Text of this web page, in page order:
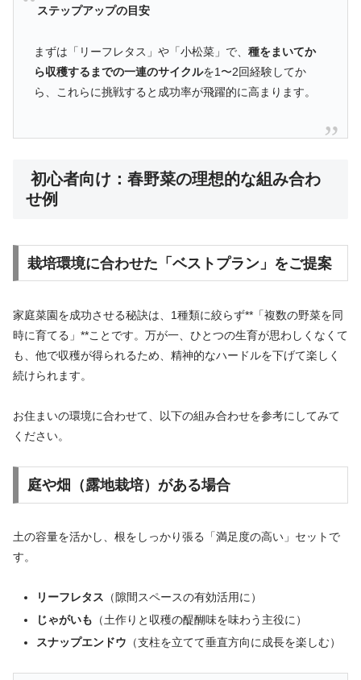
ステップアップの目安
まずは「リーフレタス」や「小松菜」で、種をまいてか
ら収穫するまでの一連のサイクルを1〜2回経験してか
ら、これらに挑戦すると成功率が飛躍的に高まります。
初心者向け：春野菜の理想的な組み合わ
せ例
栽培環境に合わせた「ベストプラン」をご提案
家庭菜園を成功させる秘訣は、1種類に絞らず**「複数の野菜を同
時に育てる」**ことです。万が一、ひとつの生育が思わしくなくて
も、他で収穫が得られるため、精神的なハードルを下げて楽しく
続けられます。
お住まいの環境に合わせて、以下の組み合わせを参考にしてみて
ください。
庭や畑（露地栽培）がある場合
土の容量を活かし、根をしっかり張る「満足度の高い」セットで
す。
リーフレタス （隙間スペースの有効活用に）
じゃがいも （土作りと収穫の醍醐味を味わう主役に）
スナップエンドウ （支柱を立てて垂直方向に成長を楽しむ）